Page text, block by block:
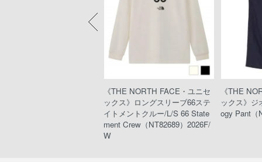
《THE NORTH FACE・ユニセ
ックス》ロングスリーブ66ステ
イトメントクルー/L/S 66 State
ment Crew（NT82689）2026F/
W
《THE
ックス》ジ
ogy Pant（